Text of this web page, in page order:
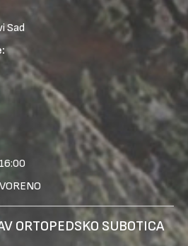
Sad
ORTOPEDSKO SUBOTICA